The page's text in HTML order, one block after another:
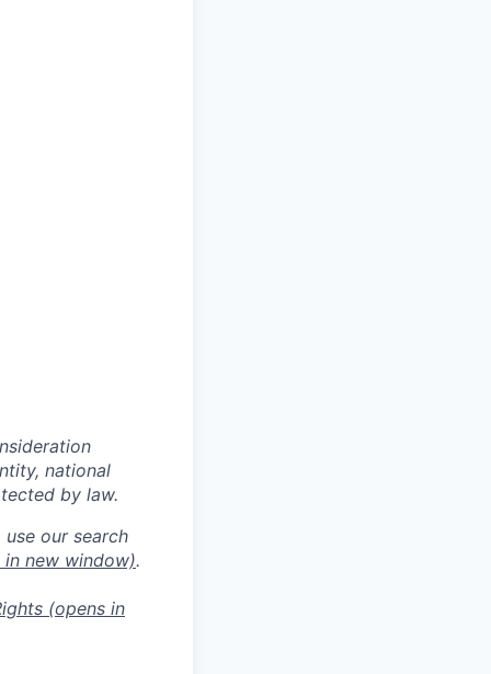
national
by law.
our search
new window).
(opens in